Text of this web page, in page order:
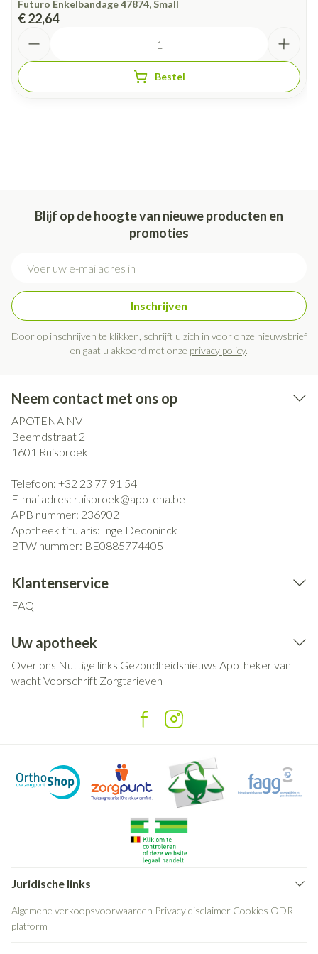
Futuro Enkelbandage 47874, Small
€ 22,64
Bestel
Blijf op de hoogte van nieuwe producten en
promoties
Inschrijven
Door op inschrijven te klikken, schrijft u zich in voor onze nieuwsbrief
en gaat u akkoord met onze privacy policy.
Neem contact met ons op
APOTENA NV
Beemdstraat 2
1601 Ruisbroek
Telefoon: +32 23 77 91 54
E-mailadres: ruisbroek@apotena.be
APB nummer: 236902
Apotheek titularis: Inge Deconinck
BTW nummer: BE0885774405
Klantenservice
FAQ
Uw apotheek
Over ons Nuttige links Gezondheidsnieuws Apotheker van
wachtVoorschrift Zorgtarieven
Juridische links
Algemene verkoopsvoorwaarden Privacy disclaimer Cookies ODR-
platform